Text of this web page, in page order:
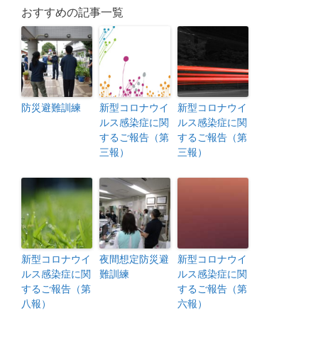
おすすめの記事一覧
防災避難訓練
新型コロナウイ
ルス感染症に関
するご報告（第
三報）
新型コロナウイ
ルス感染症に関
するご報告（第
三報）
新型コロナウイ
ルス感染症に関
するご報告（第
八報）
夜間想定防災避
難訓練
新型コロナウイ
ルス感染症に関
するご報告（第
六報）